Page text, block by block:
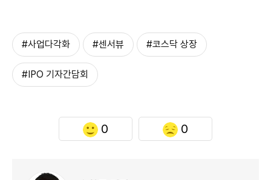
#사업다각화 #센서뷰 #코스닥 상장
#IPO 기자간담회
0 0